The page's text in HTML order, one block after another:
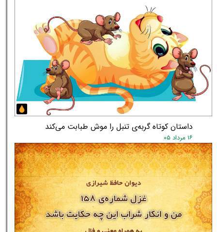
داستان کوتاه گربه‌ی تنبل را موش طبابت می‌کند
۱۶ مرداد ۰۵